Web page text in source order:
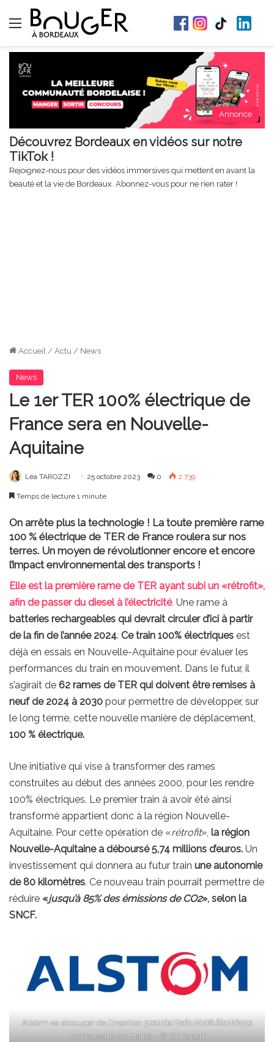
Menu
Annonce
Découvrez Bordeaux en vidéos sur notre
TikTok !
Rejoignez-nous pour des vidéos immersives qui mettent en avant la
beauté et la vie de Bordeaux. Abonnez-vous pour ne rien rater !
Accueil / Actu / News
News
Le 1er TER 100% électrique de
France sera en Nouvelle-
Aquitaine
Léa TAROZZI 25 octobre 2023 0 2 739
Temps de lecture 1 minute
On arrête plus la technologie ! La toute première rame
100 % électrique de TER de France roulera sur nos
terres. Un moyen de révolutionner encore et encore
l’impact environnemental des transports !
Elle est la première rame de TER ayant subi un «rétrofit»,
afin de passer du diesel à l’électricité. Une rame à
batteries rechargeables qui devrait circuler d’ici à partir
de la fin de l’année 2024. Ce train 100% électriques est
déjà en essais en Nouvelle-Aquitaine pour évaluer les
performances du train en mouvement. Dans le futur, il
s’agirait de 62 rames de TER qui doivent être remises à
neuf de 2024 à 2030 pour permettre de développer, sur
le long terme, cette nouvelle manière de déplacement,
100 % électrique.
Une initiative qui vise à transformer des rames
construites au début des années 2000, pour les rendre
100% électriques. Le premier train à avoir été ainsi
transformé appartient donc à la région Nouvelle-
Aquitaine. Pour cette opération de «rétrofit», la région
Nouvelle-Aquitaine a déboursé 5,74 millions d’euros. Un
investissement qui donnera au futur train une autonomie
de 80 kilomètres. Ce nouveau train pourrait permettre de
réduire «jusqu’à 85% des émissions de CO2», selon la
SNCF.
Alstom va s’occuper de l’insertion premier train 100% électrique
de Nouvelle-Aquitaine – © DT Expert